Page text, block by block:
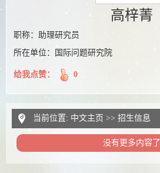
高梓菁
职称：助理研究员
所在单位：国际问题研究院
给我点赞： 0
当前位置: 中文主页 >> 招生信息
没有更多内容了